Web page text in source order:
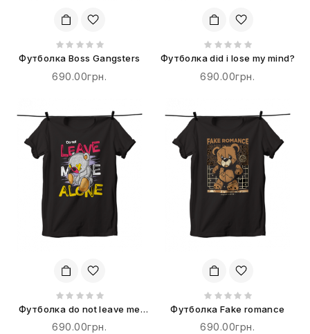
Футболка Boss Gangsters
690.00грн.
Футболка did i lose my mind?
690.00грн.
Футболка do not leave me
alone
690.00грн.
Футболка Fake romance
690.00грн.